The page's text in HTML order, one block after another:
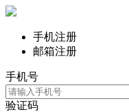
手机注册
邮箱注册
手机号
验证码